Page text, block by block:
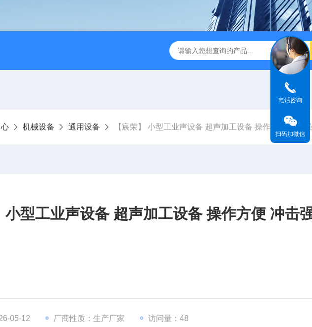
粒径控制能力强 金属粉末震筛机 工业级超声设备 可支持定制 【宸荣】 超声波抛光
机械设备 通用设备 【宸荣】 小型工业声设备 超声加工设备 操作方便 冲击
小型工业声设备 超声加工设备 操作方便 冲击
05-12 厂商性质：生产厂家 访问量：48
电话咨询
扫码加微信